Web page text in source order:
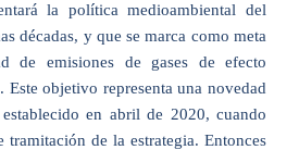
la política medioambiental del
décadas, y que se marca como meta
de emisiones de gases de efecto
Este objetivo representa una novedad
en abril de 2020, cuando
tramitación de la estrategia. Entonces